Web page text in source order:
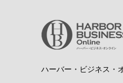
ハーバー・ビジネス・